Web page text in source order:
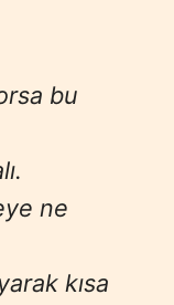
bu
ne
kısa